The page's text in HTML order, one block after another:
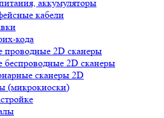
аккумуляторы
кабели
кода
проводные 2D сканеры
беспроводные 2D сканеры
сканеры 2D
(микрокиоски)